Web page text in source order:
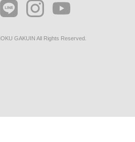
GAKUIN All Rights Reserved.